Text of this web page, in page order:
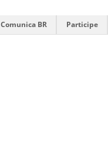
Comunica BR Participe